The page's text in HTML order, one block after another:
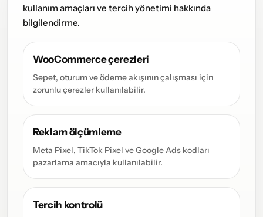
kullanım amaçları ve tercih yönetimi hakkında
bilgilendirme.
WooCommerce çerezleri
Sepet, oturum ve ödeme akışının çalışması için
zorunlu çerezler kullanılabilir.
Reklam ölçümleme
Meta Pixel, TikTok Pixel ve Google Ads kodları
pazarlama amacıyla kullanılabilir.
Tercih kontrolü